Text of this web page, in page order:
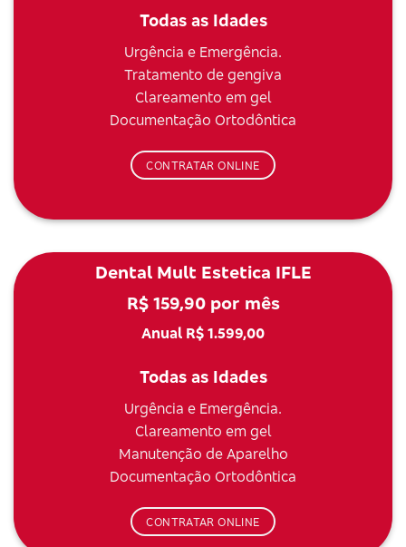
Todas as Idades
Urgência e Emergência.
Tratamento de gengiva
Clareamento em gel
Documentação Ortodôntica
CONTRATAR ONLINE
Dental Mult Estetica IFLE
R$ 159,90 por mês
Anual R$ 1.599,00
Todas as Idades
Urgência e Emergência.
Clareamento em gel
Manutenção de Aparelho
Documentação Ortodôntica
CONTRATAR ONLINE